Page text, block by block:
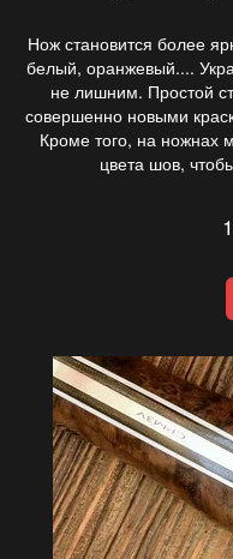
Нож становится более
белый, оранжевый....
не лишним. Простой
совершенно новыми
Кроме того, на ножнах
цвета шов,